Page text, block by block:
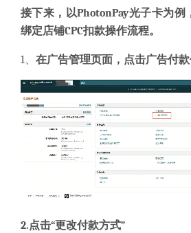
接下来，以PhotonPay光子卡为例
绑定店铺CPC扣款操作流程。
1、 在广告管理页面，点击广告付
2.点击“更改付款方式”